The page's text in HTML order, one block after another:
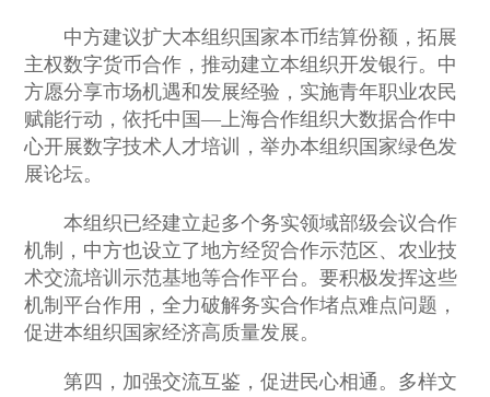
中方建议扩大本组织国家本币结算份额，拓展
主权数字货币合作，推动建立本组织开发银行。中
方愿分享市场机遇和发展经验，实施青年职业农民
赋能行动，依托中国—上海合作组织大数据合作中
心开展数字技术人才培训，举办本组织国家绿色发
展论坛。
本组织已经建立起多个务实领域部级会议合作
机制，中方也设立了地方经贸合作示范区、农业技
术交流培训示范基地等合作平台。要积极发挥这些
机制平台作用，全力破解务实合作堵点难点问题，
促进本组织国家经济高质量发展。
第四，加强交流互鉴，促进民心相通。多样文